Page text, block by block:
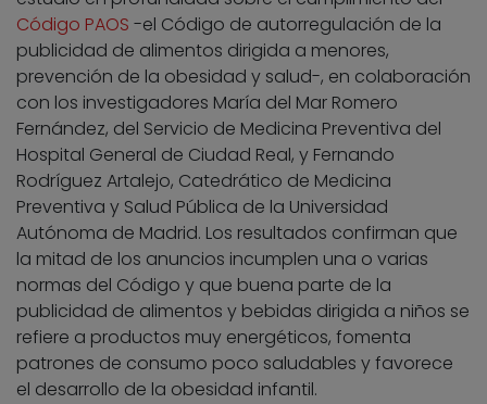
Código PAOS -el Código de autorregulación de la
publicidad de alimentos dirigida a menores,
prevención de la obesidad y salud-, en colaboración
con los investigadores María del Mar Romero
Fernández, del Servicio de Medicina Preventiva del
Hospital General de Ciudad Real, y Fernando
Rodríguez Artalejo, Catedrático de Medicina
Preventiva y Salud Pública de la Universidad
Autónoma de Madrid. Los resultados confirman que
la mitad de los anuncios incumplen una o varias
normas del Código y que buena parte de la
publicidad de alimentos y bebidas dirigida a niños se
refiere a productos muy energéticos, fomenta
patrones de consumo poco saludables y favorece
el desarrollo de la obesidad infantil.